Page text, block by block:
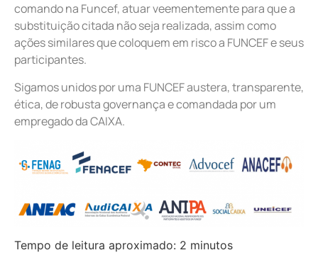
comando na Funcef, atuar veementemente para que a
substituição citada não seja realizada, assim como
ações similares que coloquem em risco a FUNCEF e seus
participantes.
Sigamos unidos por uma FUNCEF austera, transparente,
ética, de robusta governança e comandada por um
empregado da CAIXA.
Tempo de leitura aproximado: 2 minutos